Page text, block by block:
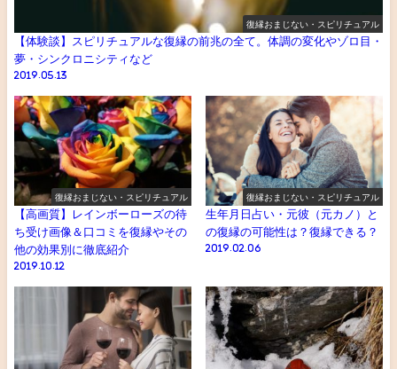
復縁おまじない・スピリチュアル
【体験談】スピリチュアルな復縁の前兆の全て。体調の変化やゾロ目・
夢・シンクロニシティなど
2019.05.13
復縁おまじない・スピリチュアル
【高画質】レインボーローズの待
ち受け画像＆口コミを復縁やその
他の効果別に徹底紹介
2019.10.12
復縁おまじない・スピリチュアル
生年月日占い・元彼（元カノ）と
の復縁の可能性は？復縁できる？
2019.02.06